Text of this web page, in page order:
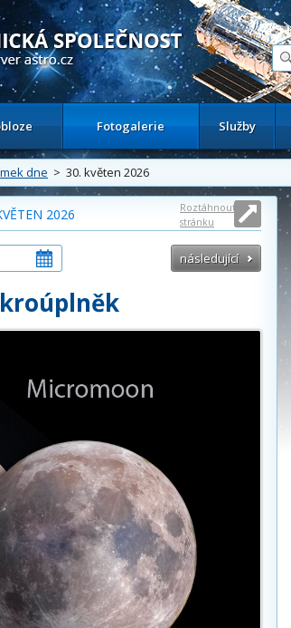
server
Fotogalerie Služby
dne > 30. květen 2026
2026
Roztáhnout
stránku
následující